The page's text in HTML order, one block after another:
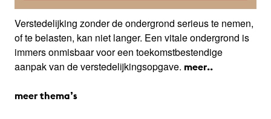
Verstedelijking zonder de ondergrond serieus te nemen,
of te belasten, kan niet langer. Een vitale ondergrond is
immers onmisbaar voor een toekomstbestendige
aanpak van de verstedelijkingsopgave. meer..
meer thema’s